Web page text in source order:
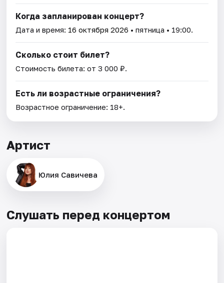
Когда запланирован концерт?
Дата и время: 16 октября 2026 • пятница • 19:00.
Сколько стоит билет?
Стоимость билета: от 3 000 ₽.
Есть ли возрастные ограничения?
Возрастное ограничение: 18+.
Артист
Юлия Савичева
Слушать перед концертом